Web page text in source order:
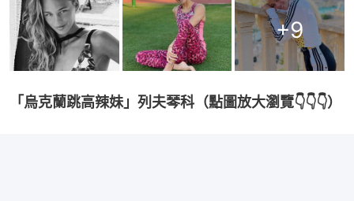
+9
「烏克蘭跳高辣妹」列夫琴科（點圖放大瀏覽👇👇👇）